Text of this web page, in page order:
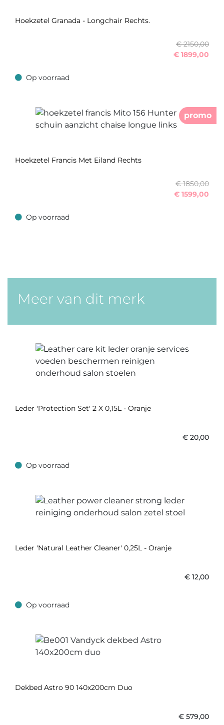
Hoekzetel Granada - Longchair Rechts.
€ 2150,00
€ 1899,00
Op voorraad
Op voorraad
promo
Hoekzetel Francis Met Eiland Rechts
€ 1850,00
€ 1599,00
Op voorraad
Op voorraad
Meer van dit merk
Leder 'Protection Set' 2 X 0,15L - Oranje
€ 20,00
Op voorraad
Op voorraad
Leder 'Natural Leather Cleaner' 0,25L - Oranje
€ 12,00
Op voorraad
Op voorraad
Dekbed Astro 90 140x200cm Duo
€ 579,00